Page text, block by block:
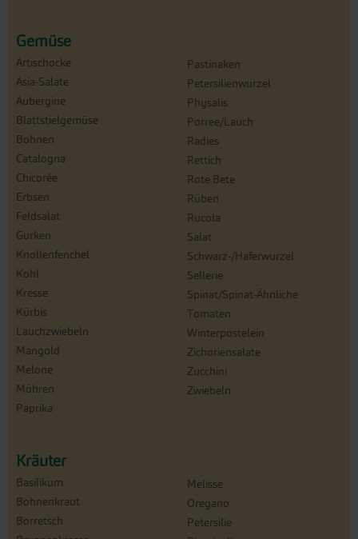
Gemüse
Artischocke
Asia-Salate
Aubergine
Blattstielgemüse
Bohnen
Catalogna
Chicorée
Erbsen
Feldsalat
Gurken
Knollenfenchel
Kohl
Kresse
Kürbis
Lauchzwiebeln
Mangold
Melone
Möhren
Paprika
Pastinaken
Petersilienwurzel
Physalis
Porree/Lauch
Radies
Rettich
Rote Bete
Rüben
Rucola
Salat
Schwarz-/Haferwurzel
Sellerie
Spinat/Spinat-Ähnliche
Tomaten
Winterpostelein
Zichoriensalate
Zucchini
Zwiebeln
Kräuter
Basilikum
Bohnenkraut
Borretsch
Melisse
Oregano
Petersilie